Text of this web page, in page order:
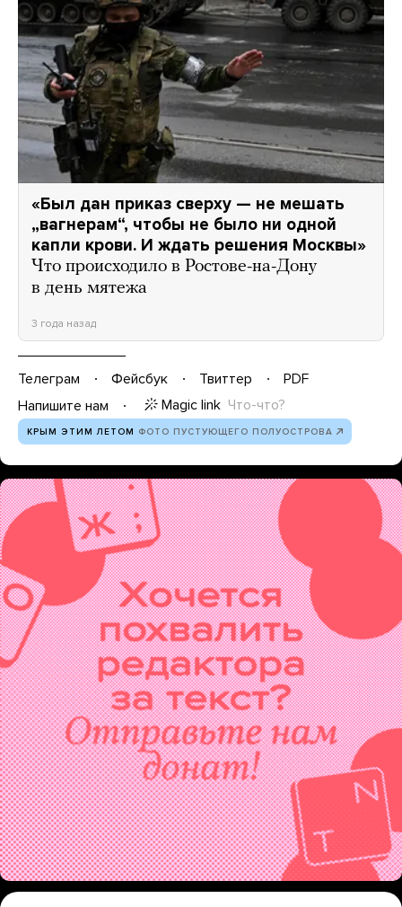
«Был дан приказ сверху — не мешать
„вагнерам“, чтобы не было ни одной
капли крови. И ждать решения Москвы»
Что происходило в Ростове-на-Дону
в день мятежа
3 года назад
Телеграм Фейсбук Твиттер
PDF
Напишите нам
Magic link Что-что?
КРЫМ ЭТИМ ЛЕТОМ ФОТО ПУСТУЮЩЕГО ПОЛУОСТРОВА